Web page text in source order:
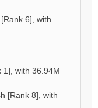
6], with
1], with 36.94M
[Rank 8], with